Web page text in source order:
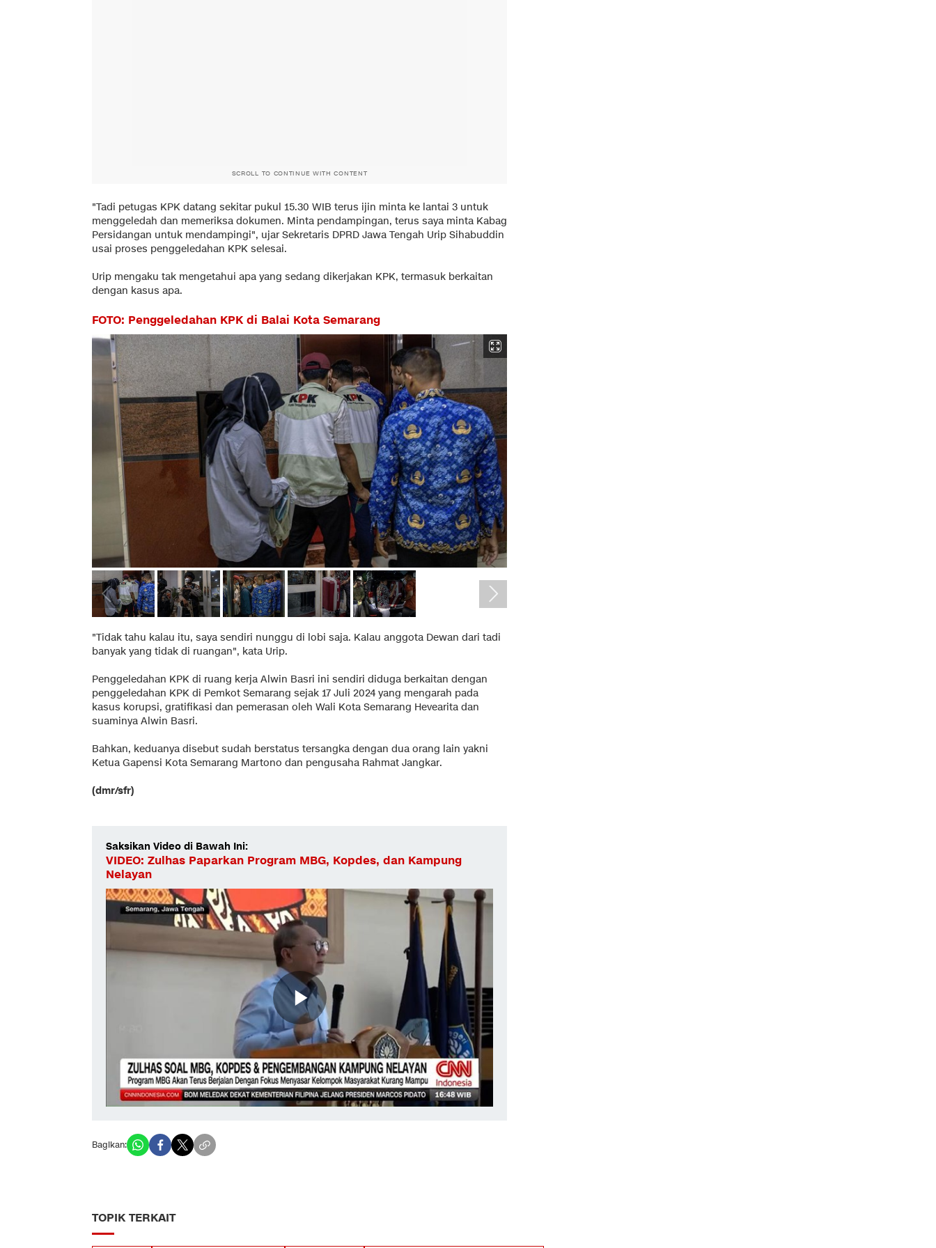
SCROLL TO CONTINUE WITH CONTENT
"Tadi petugas KPK datang sekitar pukul 15.30 WIB terus ijin minta ke lantai 3 untuk
menggeledah dan memeriksa dokumen. Minta pendampingan, terus saya minta Kabag
Persidangan untuk mendampingi", ujar Sekretaris DPRD Jawa Tengah Urip Sihabuddin
usai proses penggeledahan KPK selesai.
Urip mengaku tak mengetahui apa yang sedang dikerjakan KPK, termasuk berkaitan
dengan kasus apa.
FOTO: Penggeledahan KPK di Balai Kota Semarang
"Tidak tahu kalau itu, saya sendiri nunggu di lobi saja. Kalau anggota Dewan dari tadi
banyak yang tidak di ruangan", kata Urip.
Penggeledahan KPK di ruang kerja Alwin Basri ini sendiri diduga berkaitan dengan
penggeledahan KPK di Pemkot Semarang sejak 17 Juli 2024 yang mengarah pada
kasus korupsi, gratifikasi dan pemerasan oleh Wali Kota Semarang Hevearita dan
suaminya Alwin Basri.
Bahkan, keduanya disebut sudah berstatus tersangka dengan dua orang lain yakni
Ketua Gapensi Kota Semarang Martono dan pengusaha Rahmat Jangkar.
(dmr/sfr)
Saksikan Video di Bawah Ini:
VIDEO: Zulhas Paparkan Program MBG, Kopdes, dan Kampung
Nelayan
Bagikan:
TOPIK TERKAIT